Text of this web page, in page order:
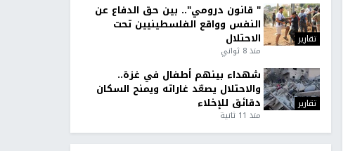
تقارير
" قانون درومي".. بين حق الدفاع عن
النفس وواقع الفلسطينيين تحت
الاحتلال
منذ 8 ثواني
تقارير
شهداء بينهم أطفال في غزة..
والاحتلال يصعّد غاراته ويمنح السكان
دقائق للإخلاء
منذ 11 ثانية